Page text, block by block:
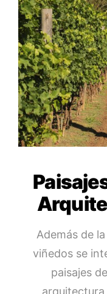
Además de
viñedos se
paisajes
arquitectura